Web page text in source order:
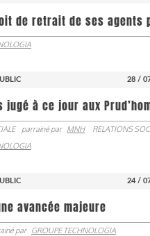
de retrait de ses agents
28 /
à ce jour aux
parrainé par MNH
RELATIONS
24 /
avancée majeure
par GROUPE TECHNOLOGIA